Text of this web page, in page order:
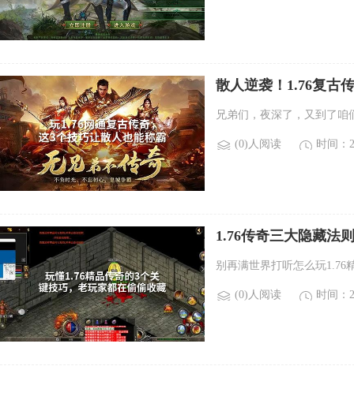
散人逆袭！1.76复古
兄弟们，夜深了，又到了
(0)人阅读 时间：
1.76传奇三大隐藏法
别再满世界打听怎么玩1.76
(0)人阅读 时间：